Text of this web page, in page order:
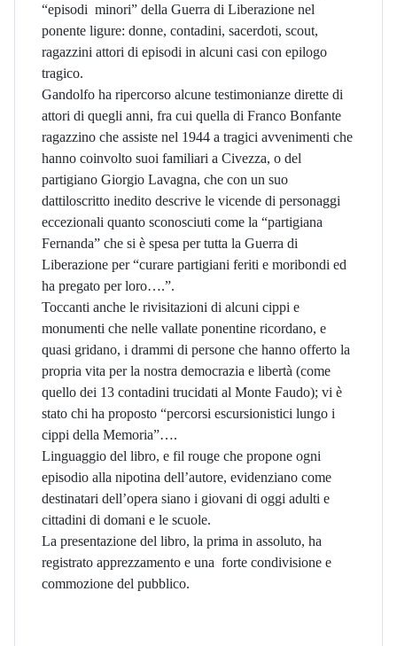
“episodi minori” della Guerra di Liberazione nel
ponente ligure: donne, contadini, sacerdoti, scout,
ragazzini attori di episodi in alcuni casi con epilogo
tragico.
Gandolfo ha ripercorso alcune testimonianze dirette di
attori di quegli anni, fra cui quella di Franco Bonfante
ragazzino che assiste nel 1944 a tragici avvenimenti che
hanno coinvolto suoi familiari a Civezza, o del
partigiano Giorgio Lavagna, che con un suo
dattiloscritto inedito descrive le vicende di personaggi
eccezionali quanto sconosciuti come la “partigiana
Fernanda” che si è spesa per tutta la Guerra di
Liberazione per “curare partigiani feriti e moribondi ed
ha pregato per loro….”.
Toccanti anche le rivisitazioni di alcuni cippi e
monumenti che nelle vallate ponentine ricordano, e
quasi gridano, i drammi di persone che hanno offerto la
propria vita per la nostra democrazia e libertà (come
quello dei 13 contadini trucidati al Monte Faudo); vi è
stato chi ha proposto “percorsi escursionistici lungo i
cippi della Memoria”….
Linguaggio del libro, e fil rouge che propone ogni
episodio alla nipotina dell’autore, evidenziano come
destinatari dell’opera siano i giovani di oggi adulti e
cittadini di domani e le scuole.
La presentazione del libro, la prima in assoluto, ha
registrato apprezzamento e una forte condivisione e
commozione del pubblico.